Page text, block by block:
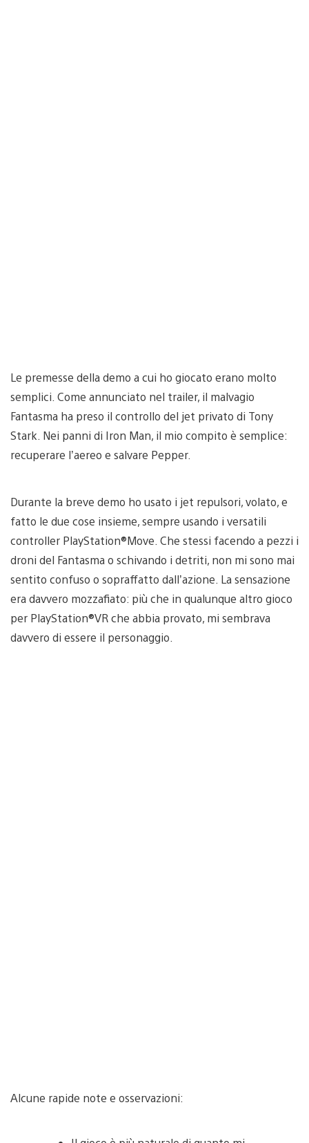
Le premesse della demo a cui ho giocato erano molto
semplici. Come annunciato nel trailer, il malvagio
Fantasma ha preso il controllo del jet privato di Tony
Stark. Nei panni di Iron Man, il mio compito è semplice:
recuperare l’aereo e salvare Pepper.
Durante la breve demo ho usato i jet repulsori, volato, e
fatto le due cose insieme, sempre usando i versatili
controller PlayStation®Move. Che stessi facendo a pezzi i
droni del Fantasma o schivando i detriti, non mi sono mai
sentito confuso o sopraffatto dall’azione. La sensazione
era davvero mozzafiato: più che in qualunque altro gioco
per PlayStation®VR che abbia provato, mi sembrava
davvero di essere il personaggio.
Alcune rapide note e osservazioni: